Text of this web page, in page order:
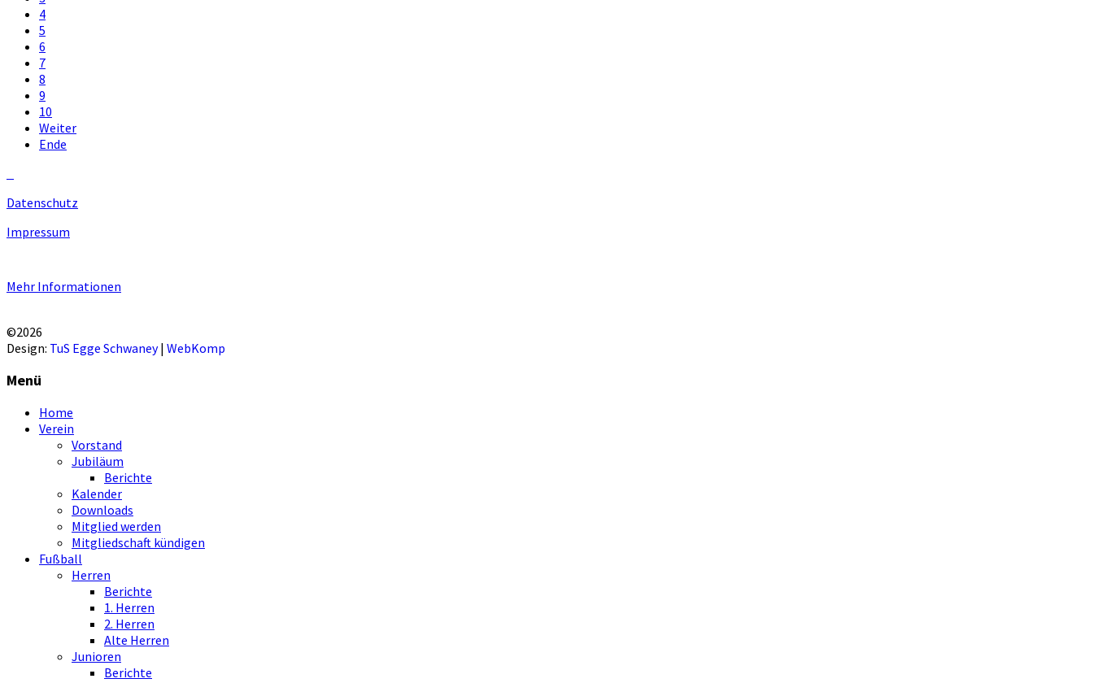
4
5
6
7
8
9
10
Weiter
Ende
Datenschutz
Impressum
Mehr Informationen
©2026
Design: TuS Egge Schwaney| WebKomp
Menü
Home
Verein
Vorstand
Jubiläum
Berichte
Kalender
Downloads
Mitglied werden
Mitgliedschaft kündigen
Fußball
Herren
Berichte
1. Herren
2. Herren
Alte Herren
Junioren
Berichte